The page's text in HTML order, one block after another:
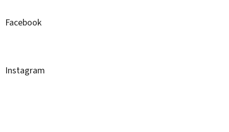
Facebook
Instagram